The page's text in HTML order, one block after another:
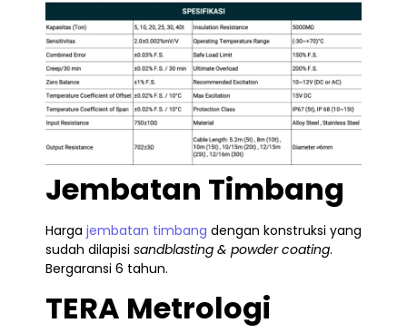
Jembatan Timbang
Harga jembatan timbang dengan konstruksi yang
sudah dilapisi sandblasting & powder coating.
Bergaransi 6 tahun.
TERA Metrologi